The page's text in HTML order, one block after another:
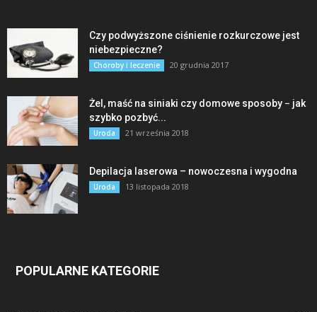
Czy podwyższone ciśnienie rozkurczowe jest
niebezpieczne?
Choroby i leczenie 20 grudnia 2017
Żel, maść na siniaki czy domowe sposoby − jak
szybko pozbyć...
Uroda 21 września 2018
Depilacja laserowa – nowoczesna i wygodna
Uroda 13 listopada 2018
POPULARNE KATEGORIE